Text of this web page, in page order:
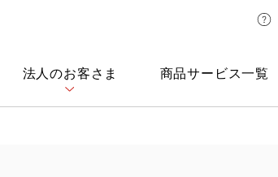
法人のお客さま 商品サービス一覧